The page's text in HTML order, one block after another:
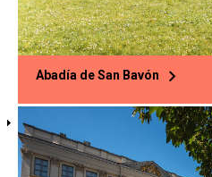
Abadía de San Bavón